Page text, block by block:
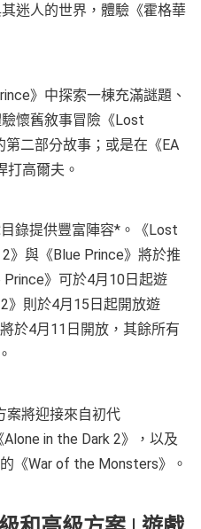
迷人的世界，體驗《霍格華
》中探索一棟充滿謎題、
懷舊敘事冒險《Lost
第二部分故事；或是在《EA
打高爾夫。
錄提供豐富陣容*。《Lost
》與《Blue Prince》將於推
》可於4月10日起遊
》則於4月15日起開放遊
於4月11日開放，其餘所有
案將迎接來自初代
in the Dark 2》，以及
《War of the Monsters》。